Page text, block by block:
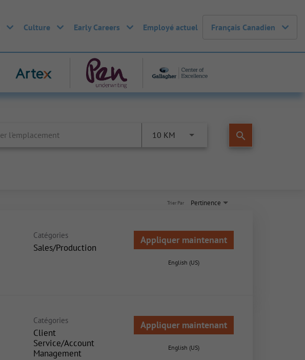
Culture Early Careers Employé actuel Français Canadien
10 KM search
Pertinence
Trier Par
Catégories
Sales/Production
Appliquer maintenant
English (US)
Catégories
Client
Service/Account
Management
Appliquer maintenant
English (US)